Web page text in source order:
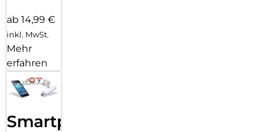
ab 14,99 €
inkl. MwSt.
Mehr
erfahren
Smartphone